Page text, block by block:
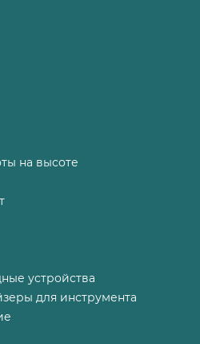
на высоте
устройства
для инструмента